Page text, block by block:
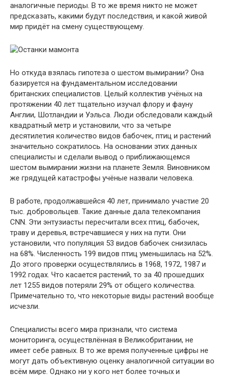
аналогичные периоды. В то же время никто не может
предсказать, какими будут последствия, и какой живой
мир придёт на смену существующему.
Но откуда взялась гипотеза о шестом вымирании? Она
базируется на фундаментальном исследовании
британских специалистов. Целый коллектив учёных на
протяжении 40 лет тщательно изучал флору и фауну
Англии, Шотландии и Уэльса. Люди обследовали каждый
квадратный метр и установили, что за четыре
десятилетия количество видов бабочек, птиц и растений
значительно сократилось. На основании этих данных
специалисты и сделали вывод о приближающемся
шестом вымирании жизни на планете Земля. Виновником
же грядущей катастрофы учёные назвали человека.
В работе, продолжавшейся 40 лет, принимало участие 20
тыс. добровольцев. Такие данные дала телекомпания
CNN. Эти энтузиасты пересчитали всех птиц, бабочек,
траву и деревья, встречавшиеся у них на пути. Они
установили, что популяция 53 видов бабочек снизилась
на 68%. Численность 199 видов птиц уменьшилась на 52%.
До этого проверки осуществлялись в 1968, 1972, 1987 и
1992 годах. Что касается растений, то за 40 прошедших
лет 1255 видов потеряли 29% от общего количества.
Примечательно то, что некоторые виды растений вообще
исчезли.
Специалисты всего мира признали, что система
мониторинга, осуществлённая в Великобритании, не
имеет себе равных. В то же время полученные цифры не
могут дать объективную оценку аналогичной ситуации во
всём мире. Однако ни у кого нет более точных и